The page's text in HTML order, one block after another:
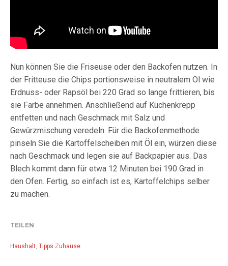
Nun können Sie die Friseuse oder den Backofen nutzen. In
der Fritteuse die Chips portionsweise in neutralem Öl wie
Erdnuss- oder Rapsöl bei 220 Grad so lange frittieren, bis
sie Farbe annehmen. Anschließend auf Küchenkrepp
entfetten und nach Geschmack mit Salz und
Gewürzmischung veredeln. Für die Backofenmethode
pinseln Sie die Kartoffelscheiben mit Öl ein, würzen diese
nach Geschmack und legen sie auf Backpapier aus. Das
Blech kommt dann für etwa 12 Minuten bei 190 Grad in
den Ofen. Fertig, so einfach ist es, Kartoffelchips selber
zu machen.
TEILEN
Haushalt, Tipps Zuhause